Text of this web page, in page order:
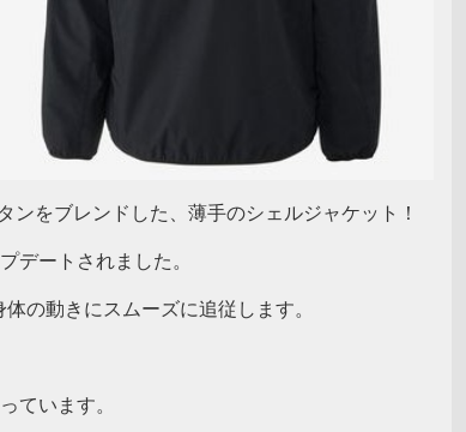
ンをブレンドした、薄手のシェルジャケット！
デートされました。
の動きにスムーズに追従します。
ています。